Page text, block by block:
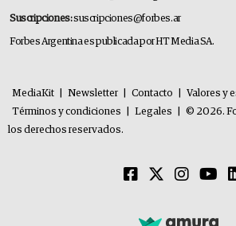
Suscripciones:suscripciones@forbes.ar
Forbes Argentina es publicada por HT Media SA.
MediaKit Newsletter Contacto Valores y
Términos y condiciones
Legales
© 2026.
los derechos reservados.